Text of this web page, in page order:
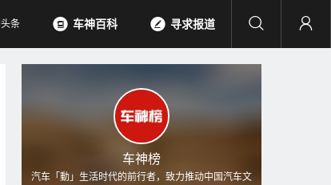
条 车神百科 寻求报道
车神榜
汽车「動」生活时代的前行者，致力推动中国汽车文